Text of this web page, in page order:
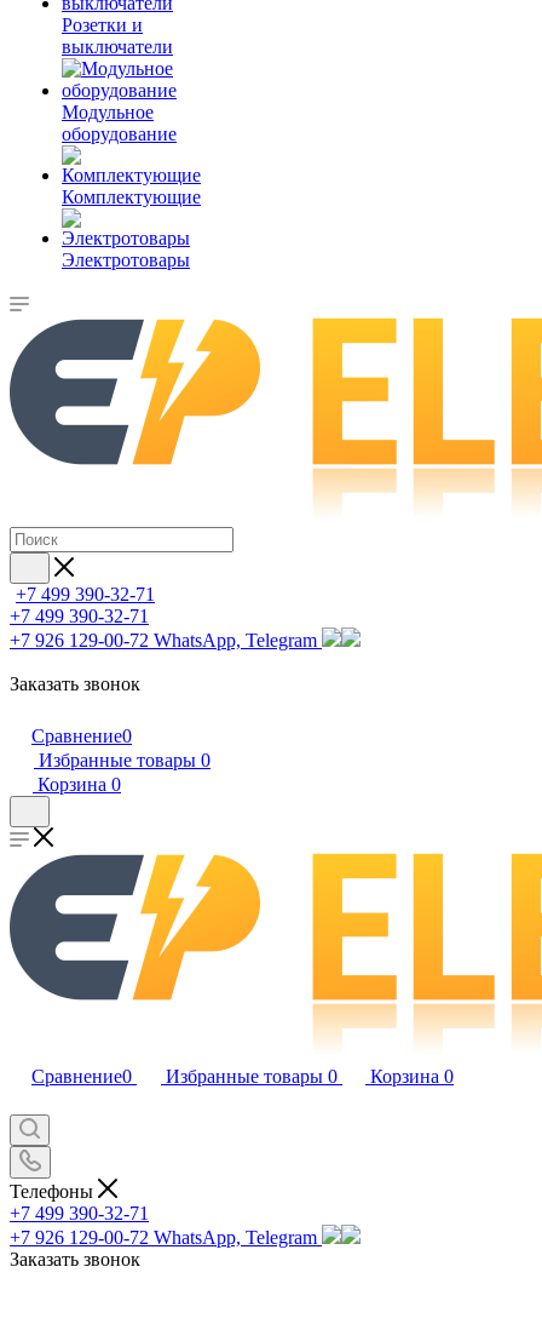
Розетки и
выключатели
Модульное
оборудование
Комплектующие
Электротовары
+7 499 390-32-71
+7 499 390-32-71
+7 926 129-00-72 WhatsApp, Telegram
Заказать звонок
Сравнение0
Избранные товары 0
Корзина 0
Сравнение0 Избранные товары 0 Корзина 0
Телефоны
+7 499 390-32-71
+7 926 129-00-72 WhatsApp, Telegram
Заказать звонок